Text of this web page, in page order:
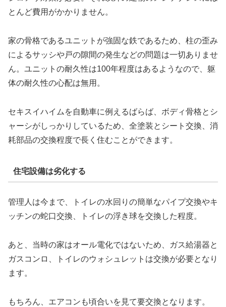
とんど費用がかかりません。
家の骨格であるユニットが強固な鉄であるため、柱の歪み
によるサッシや戸の隙間の発生などの問題は一切ありませ
ん。ユニットの耐久性は100年程度はあるようなので、躯
体の耐久性の心配は無用。
セキスイハイムを自動車に例えるばらば、ボディ骨格とシ
ャーシがしっかりしているため、全塗装とシート交換、消
耗部品の交換程度で長く住むことができます。
住宅設備は劣化する
管理人は今まで、トイレの水回りの簡単なパイプ交換やキ
ッチンの蛇口交換、トイレの浮き球を交換した程度。
あと、当時の家はオール電化ではないため、ガス給湯器と
ガスコンロ、トイレのウォシュレットは交換が必要となり
ます。
もちろん、エアコンも頃合いを見て要交換となります。